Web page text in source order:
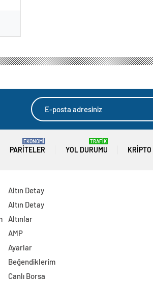
PARITELER
EKONOMİ
YOL DURUMU
TRAFİK
Altın Detay
Altın Detay
Altınlar
AMP
Ayarlar
Beğendiklerim
Canlı Borsa